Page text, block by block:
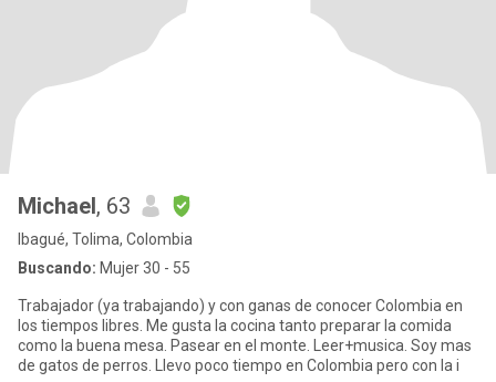
Michael, 63
Ibagué, Tolima, Colombia
Buscando: Mujer 30 - 55
Trabajador (ya trabajando) y con ganas de conocer Colombia en
los tiempos libres. Me gusta la cocina tanto preparar la comida
como la buena mesa. Pasear en el monte. Leer+musica. Soy mas
de gatos de perros. Llevo poco tiempo en Colombia pero con la i